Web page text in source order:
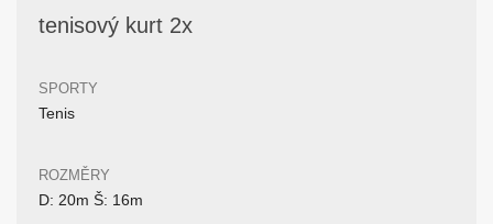
tenisový kurt 2x
SPORTY
Tenis
ROZMĚRY
D: 20m Š: 16m